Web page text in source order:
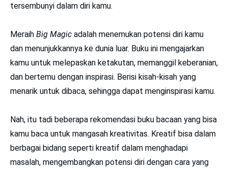
tersembunyi dalam diri kamu.
Meraih Big Magic adalah menemukan potensi diri kamu
dan menunjukkannya ke dunia luar. Buku ini mengajarkan
kamu untuk melepaskan ketakutan, memanggil keberanian,
dan bertemu dengan inspirasi. Berisi kisah-kisah yang
menarik untuk dibaca, sehingga dapat menginspirasi kamu.
Nah, itu tadi beberapa rekomendasi buku bacaan yang bisa
kamu baca untuk mangasah kreativitas. Kreatif bisa dalam
berbagai bidang seperti kreatif dalam menghadapi
masalah, mengembangkan potensi diri dengan cara yang